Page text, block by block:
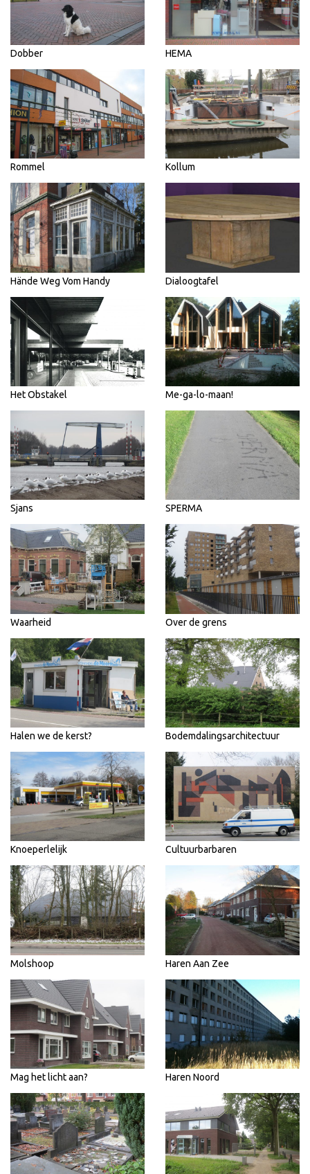
Dobber HEMA
Rommel Kollum
Hände Weg Vom Handy Dialoogtafel
Het Obstakel Me-ga-lo-maan!
Sjans SPERMA
Waarheid Over de grens
Halen we de kerst? Bodemdalingsarchitectuur
Knoeperlelijk Cultuurbarbaren
Molshoop Haren Aan Zee
Mag het licht aan? Haren Noord